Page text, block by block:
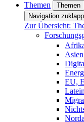
Themen
Themen
Navigation
Zur Übersicht:
Asien
EU,